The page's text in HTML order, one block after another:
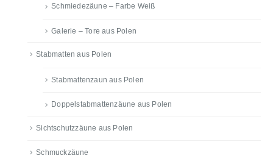
Schmiedezäune – Farbe Weiß
Galerie – Tore aus Polen
Stabmatten aus Polen
Stabmattenzaun aus Polen
Doppelstabmattenzäune aus Polen
Sichtschutzzäune aus Polen
Schmuckzäune